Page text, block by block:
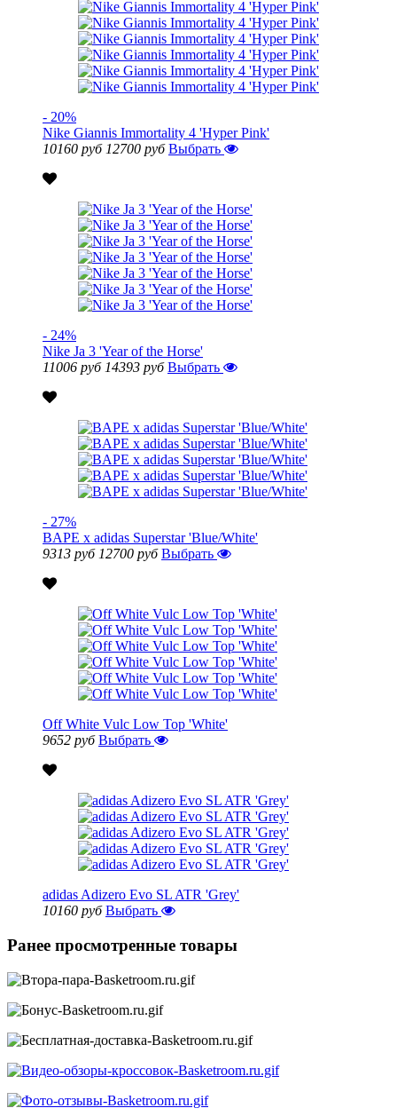
- 20%
Nike Giannis Immortality 4 'Hyper Pink'
10160 руб 12700 руб Выбрать
- 24%
Nike Ja 3 'Year of the Horse'
11006 руб 14393 руб Выбрать
- 27%
BAPE x adidas Superstar 'Blue/White'
9313 руб 12700 руб Выбрать
Off White Vulc Low Top 'White'
9652 руб Выбрать
adidas Adizero Evo SL ATR 'Grey'
10160 руб Выбрать
Ранее просмотренные товары